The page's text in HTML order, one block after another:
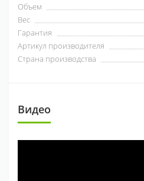
Объем
Вес
Гарантия
Артикул производителя
Страна производства
Видео